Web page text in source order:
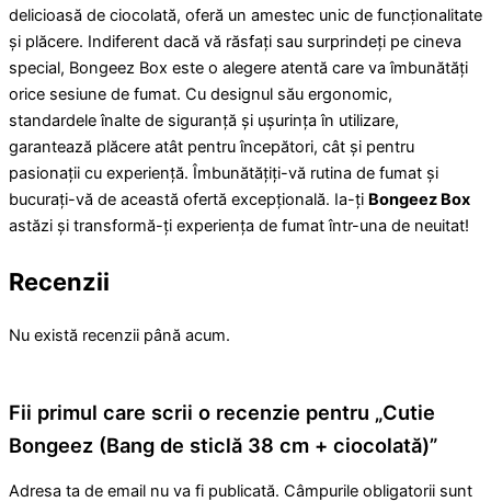
delicioasă de ciocolată, oferă un amestec unic de funcționalitate
și plăcere. Indiferent dacă vă răsfați sau surprindeți pe cineva
special, Bongeez Box este o alegere atentă care va îmbunătăți
orice sesiune de fumat. Cu designul său ergonomic,
standardele înalte de siguranță și ușurința în utilizare,
garantează plăcere atât pentru începători, cât și pentru
pasionații cu experiență. Îmbunătățiți-vă rutina de fumat și
bucurați-vă de această ofertă excepțională. Ia-ți Bongeez Box
astăzi și transformă-ți experiența de fumat într-una de neuitat!
Recenzii
Nu există recenzii până acum.
Fii primul care scrii o recenzie pentru „Cutie
Bongeez (Bang de sticlă 38 cm + ciocolată)”
Adresa ta de email nu va fi publicată. Câmpurile obligatorii sunt